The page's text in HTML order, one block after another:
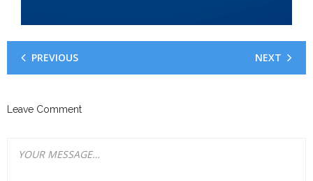
PREVIOUS NEXT
Leave Comment